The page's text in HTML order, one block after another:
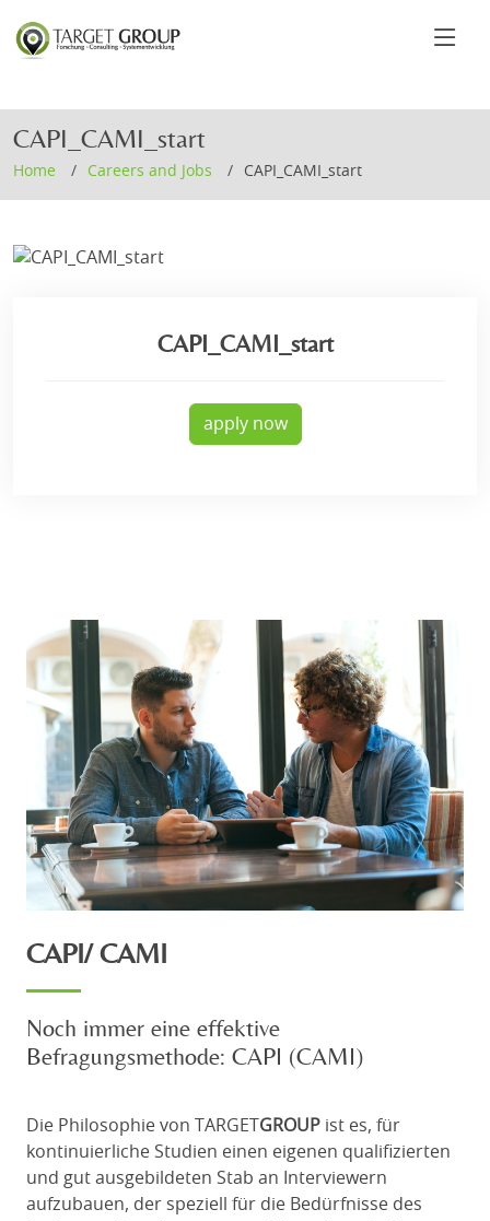
CAPI_CAMI_start
Home Careers and Jobs CAPI_CAMI_start
CAPI_CAMI_start
apply now
CAPI/ CAMI
Noch immer eine effektive
Befragungsmethode: CAPI (CAMI)
Die Philosophie von TARGET GROUP ist es, für
kontinuierliche Studien einen eigenen qualifizierten
und gut ausgebildeten Stab an Interviewern
aufzubauen, der speziell für die Bedürfnisse des